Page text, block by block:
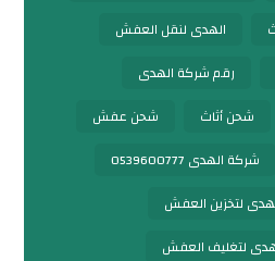
الهدى لنقل العفش
رقم شركة الهدى
شحن أثاث
شحن عفش
شركة الهدى 0539600777
لتخزين العفش
لتغليف العفش